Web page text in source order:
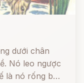
dưới chân
Nó leo ngược
là nó rống be